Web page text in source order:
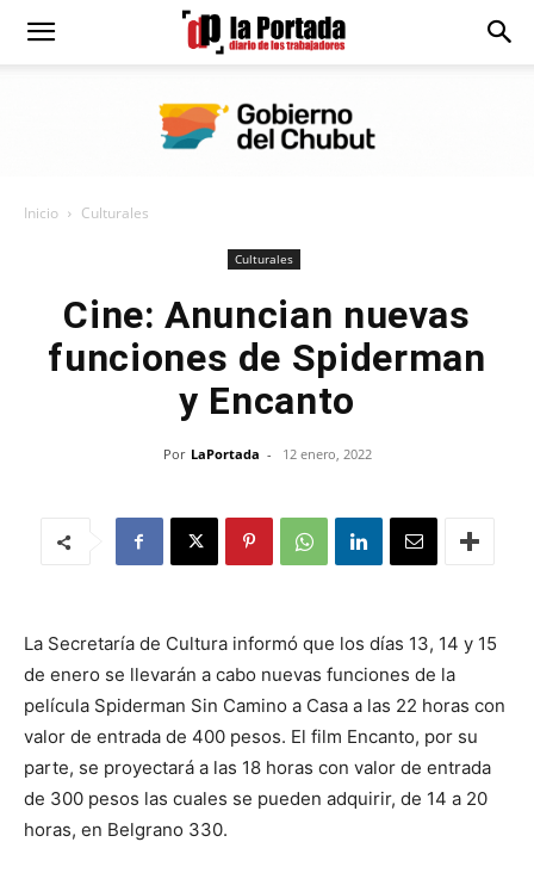
Diario
Inicio Culturales
Culturales
Cine: Anuncian nuevas
funciones de Spiderman
y Encanto
Por LaPortada - 12 enero, 2022
La Secretaría de Cultura informó que los días 13, 14 y 15
de enero se llevarán a cabo nuevas funciones de la
película Spiderman Sin Camino a Casa a las 22 horas con
valor de entrada de 400 pesos. El film Encanto, por su
parte, se proyectará a las 18 horas con valor de entrada
de 300 pesos las cuales se pueden adquirir, de 14 a 20
horas, en Belgrano 330.